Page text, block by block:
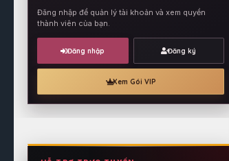
Đăng nhập để quản lý tài khoản và xem quyền
thành viên của bạn.
Đăng nhập Đăng ký
Xem Gói VIP